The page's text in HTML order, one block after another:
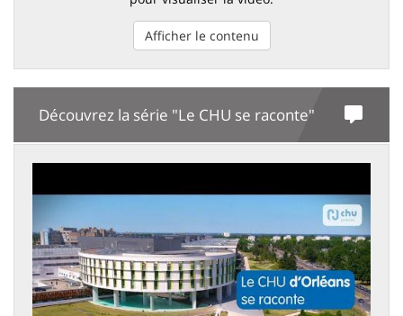
Afficher le contenu
Découvrez la série "Le CHU se raconte"